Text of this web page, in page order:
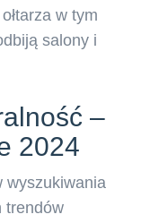
w tym
salony i
–
2024
wyszukiwania
trendów